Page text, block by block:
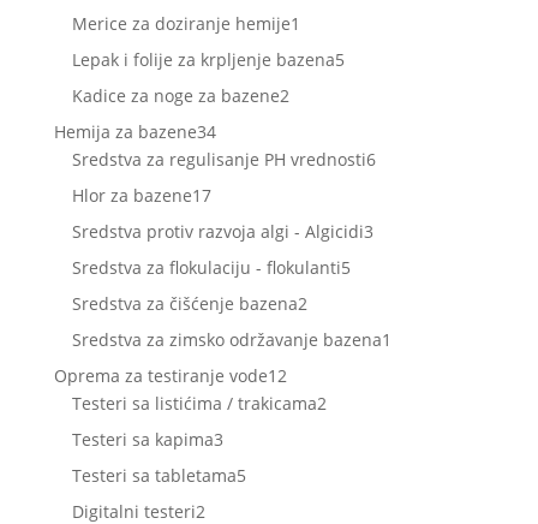
proizvoda
Merice za doziranje hemije1
proizvod
Lepak i folije za krpljenje bazena55
Kadice za noge za bazene22
Hemija za bazene3434
proizvoda
Sredstva za regulisanje PH vrednosti66
Hlor za bazene1717
proizvoda
Sredstva protiv razvoja algi - Algicidi33
Sredstva za flokulaciju - flokulanti55
Sredstva za čišćenje bazena22
proizvoda
Sredstva za zimsko održavanje bazena1
Oprema za testiranje vode1212
proizvoda
Testeri sa listićima / trakicama22
Testeri sa kapima33
proizvoda
Testeri sa tabletama55
Digitalni testeri22